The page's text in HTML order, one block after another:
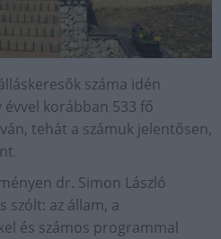
száma idén
korábban 533 fő
tehát a számuk jelentősen,
.
dr. Simon László
szólt: az állam, a
és számos programmal